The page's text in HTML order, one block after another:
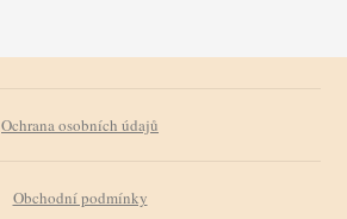
Ochrana osobních údajů
Obchodní podmínky